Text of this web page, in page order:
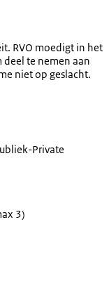
RVO moedigt in het
deel te nemen aan
niet op geslacht.
Private
3)